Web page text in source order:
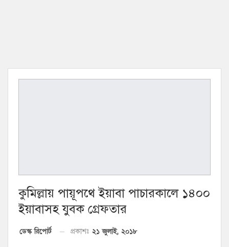
কুমিল্লায় পায়ূপথে ইয়াবা পাচারকালে ১৪০০
ইয়াবাসহ যুবক গ্রেফতার
ডেস্ক রিপোর্ট প্রকাশঃ ২১ জুলাই, ২০১৮